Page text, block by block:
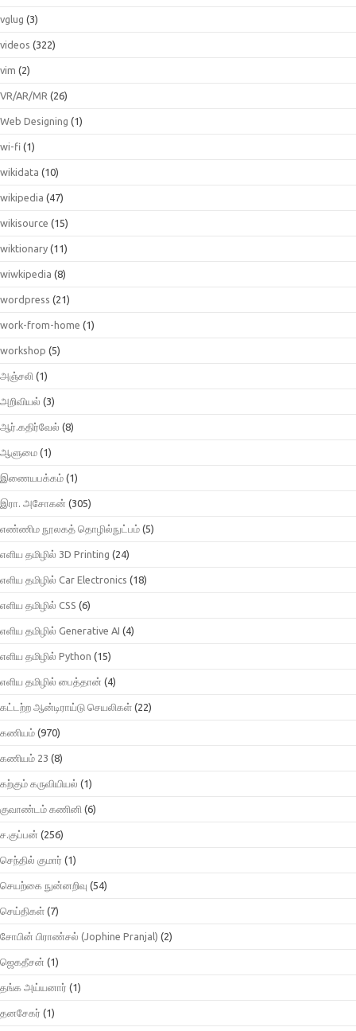
vglug (3)
videos (322)
vim (2)
VR/AR/MR (26)
Web Designing (1)
wi-fi (1)
wikidata (10)
wikipedia (47)
wikisource (15)
wiktionary (11)
wiwkipedia (8)
wordpress (21)
work-from-home (1)
workshop (5)
அஞ்சலி (1)
அறிவியல் (3)
ஆர்.கதிர்வேல் (8)
ஆளுமை (1)
இணையபக்கம் (1)
இரா. அசோகன் (305)
எண்ணிம நூலகத் தொழில்நுட்பம் (5)
எளிய தமிழில் 3D Printing (24)
எளிய தமிழில் Car Electronics (18)
எளிய தமிழில் CSS (6)
எளிய தமிழில் Generative AI (4)
எளிய தமிழில் Python (15)
எளிய தமிழில் பைத்தான் (4)
கட்டற்ற ஆன்டிராய்டு செயலிகள் (22)
கணியம் (970)
கணியம் 23 (8)
கற்கும் கருவியியல் (1)
குவாண்டம் கணினி (6)
ச.குப்பன் (256)
செந்தில் குமார் (1)
செயற்கை நுன்னறிவு (54)
செய்திகள் (7)
சோபின் பிராண்சல் (Jophine Pranjal) (2)
ஜெகதீசன் (1)
தங்க அய்யனார் (1)
தனசேகர் (1)